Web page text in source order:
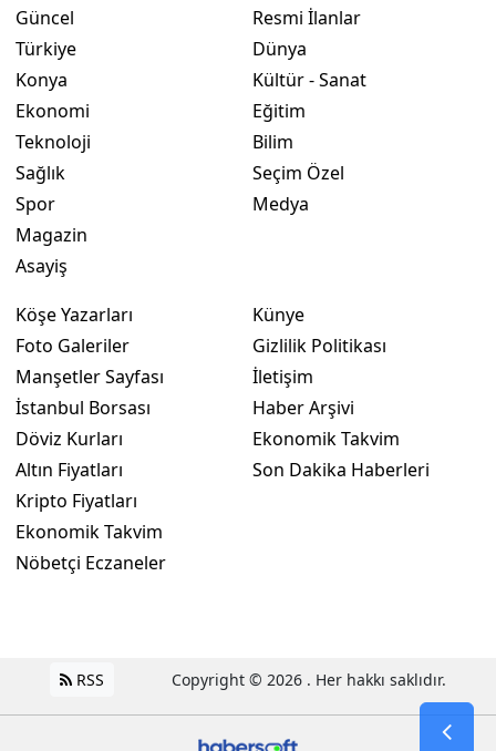
Güncel
Türkiye
Konya
Ekonomi
Teknoloji
Sağlık
Spor
Magazin
Asayiş
Resmi İlanlar
Dünya
Kültür - Sanat
Eğitim
Bilim
Seçim Özel
Medya
Köşe Yazarları
Foto Galeriler
Manşetler Sayfası
İstanbul Borsası
Döviz Kurları
Altın Fiyatları
Kripto Fiyatları
Ekonomik Takvim
Nöbetçi Eczaneler
Künye
Gizlilik Politikası
İletişim
Haber Arşivi
Ekonomik Takvim
Son Dakika Haberleri
RSS Copyright © 2026 . Her hakkı saklıdır.